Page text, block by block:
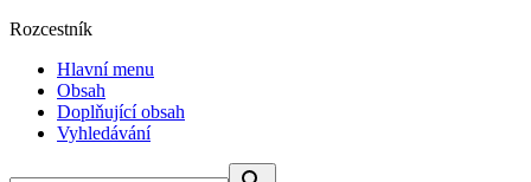
Rozcestník
Hlavní menu
Obsah
Doplňující obsah
Vyhledávání